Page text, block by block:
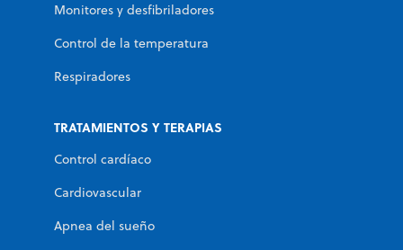
Monitores y desfibriladores
Control de la temperatura
Respiradores
TRATAMIENTOS Y TERAPIAS
Control cardíaco
Cardiovascular
Apnea del sueño